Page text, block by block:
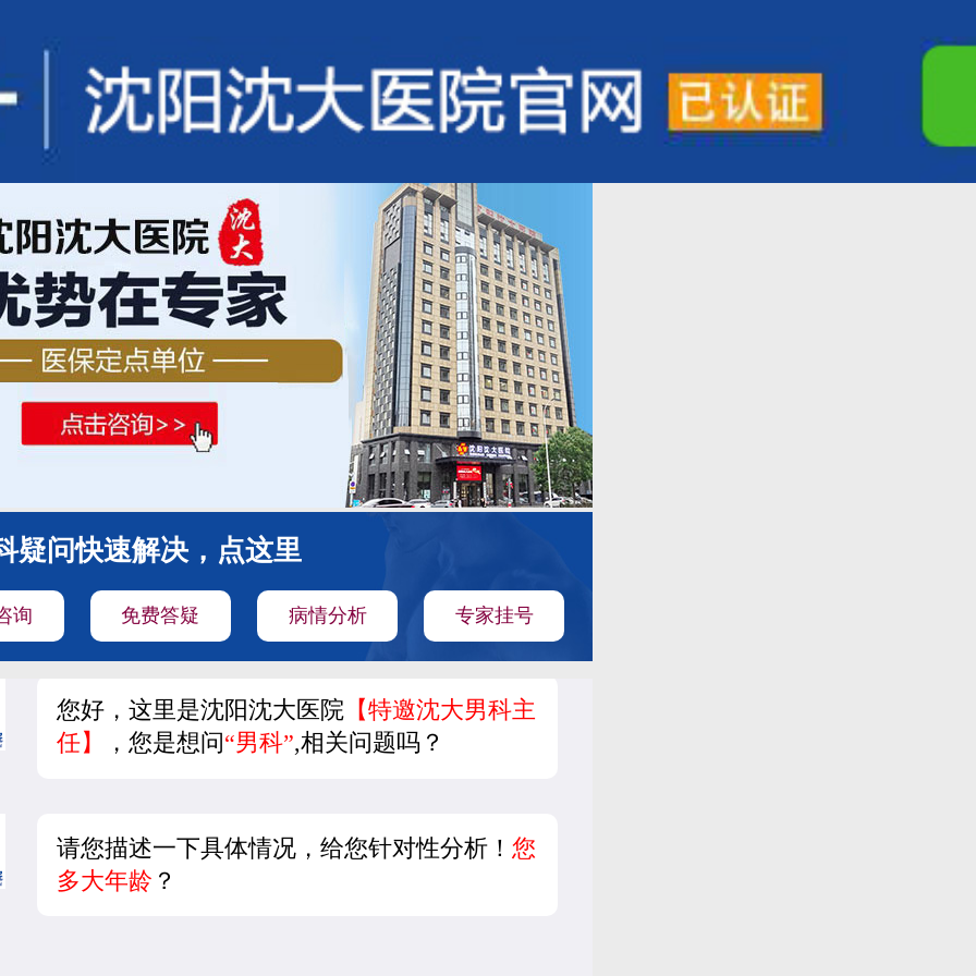
疑问快速解决，点这里
询 免费答疑 病情分析 专家挂号
您好，这里是沈阳沈大医院【特邀沈大男科主
任】
，您是想问“男科”,相关问题吗？
请您描述一下具体情况，给您针对性分析！ 您
多大年龄 ？